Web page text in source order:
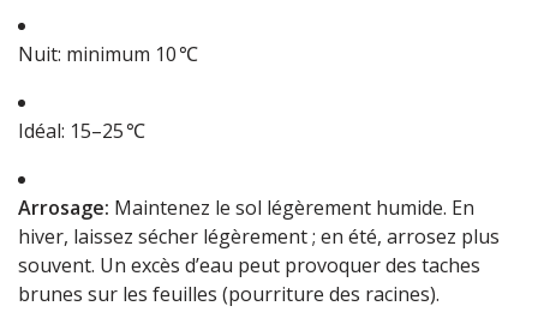
Nuit: minimum 10 ℃
Idéal: 15–25 ℃
Arrosage: Maintenez le sol légèrement humide. En
hiver, laissez sécher légèrement ; en été, arrosez plus
souvent. Un excès d’eau peut provoquer des taches
brunes sur les feuilles (pourriture des racines).